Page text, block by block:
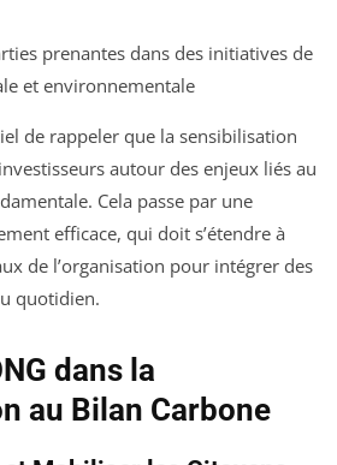
prenantes dans des initiatives de
et environnementale
de rappeler que la sensibilisation
autour des enjeux liés au
Cela passe par une
efficace, qui doit s’étendre à
de l’organisation pour intégrer des
quotidien.
dans la
au Bilan Carbone